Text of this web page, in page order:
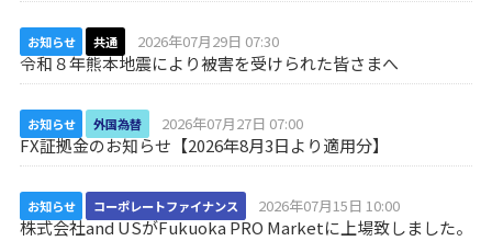
お知らせ 共通 2026年07月29日 07:30
令和８年熊本地震により被害を受けられた皆さまへ
お知らせ 外国為替 2026年07月27日 07:00
FX証拠金のお知らせ【2026年8月3日より適用分】
お知らせ コーポレートファイナンス 2026年07月15日 10:00
株式会社and USがFukuoka PRO Marketに上場致しました。